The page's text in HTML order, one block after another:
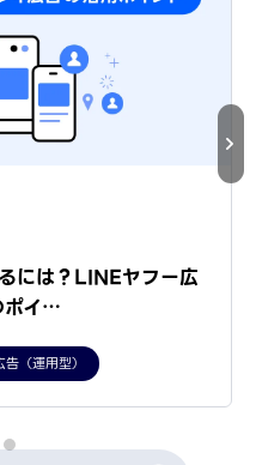
には？LINEヤフー広
ポイ…
（運用型）